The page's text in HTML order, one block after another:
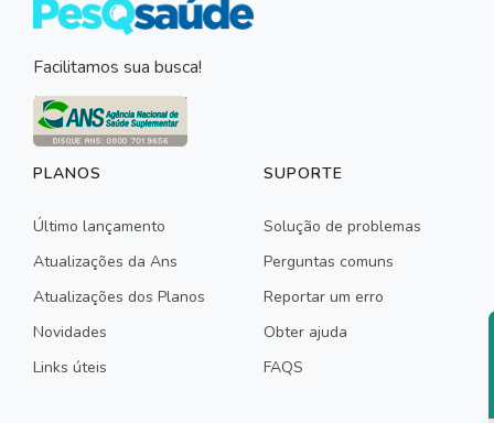
Facilitamos sua busca!
PLANOS
Último lançamento
Atualizações da Ans
Atualizações dos Planos
Novidades
Links úteis
SUPORTE
Solução de problemas
Perguntas comuns
Reportar um erro
Obter ajuda
FAQS